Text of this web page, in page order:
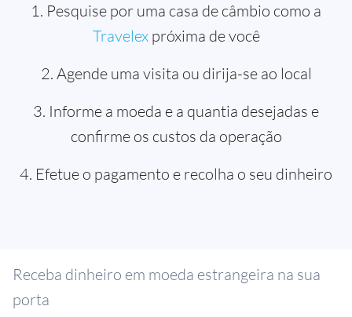
1. Pesquise por uma casa de câmbio como a
Travelexpróxima de você
2. Agende uma visita ou dirija-se ao local
3. Informe a moeda e a quantia desejadas e
confirme os custos da operação
4. Efetue o pagamento e recolha o seu dinheiro
Receba dinheiro em moeda estrangeira na sua
porta